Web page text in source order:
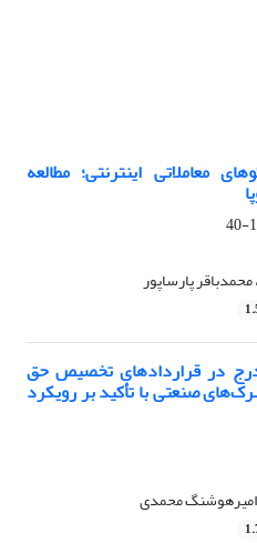
معاملاتی اینترنتی؛ مطالعه
1-40
پارساپور
در قراردادهای تخصیص حق
صنعتی با تأکید بر رویکرد
امیرهوشنگ محمدی